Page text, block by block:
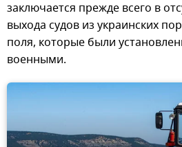
заключается прежде всего в
выхода судов из украинских
поля, которые были
военными.